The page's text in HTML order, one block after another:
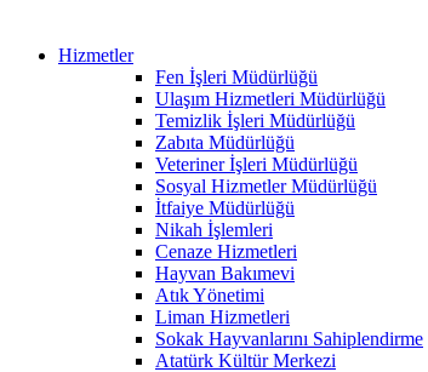
Hizmetler
Fen İşleri Müdürlüğü
Ulaşım Hizmetleri Müdürlüğü
Temizlik İşleri Müdürlüğü
Zabıta Müdürlüğü
Veteriner İşleri Müdürlüğü
Sosyal Hizmetler Müdürlüğü
İtfaiye Müdürlüğü
Nikah İşlemleri
Cenaze Hizmetleri
Hayvan Bakımevi
Atık Yönetimi
Liman Hizmetleri
Sokak Hayvanlarını Sahiplendirme
Atatürk Kültür Merkezi